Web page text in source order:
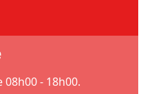
- 18h00.